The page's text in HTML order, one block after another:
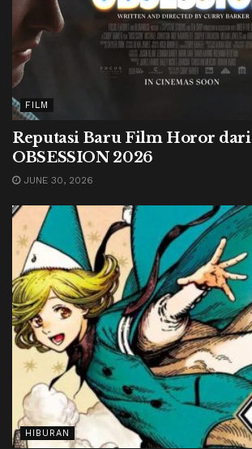
FILM
Reputasi Baru Film Horor dari
OBSESSION 2026
JUNE 30, 2026
HIBURAN